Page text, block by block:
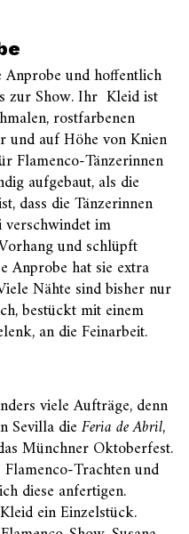
und hoffentlich
zur Show. Ihr Kleid ist
rostfarbenen
und auf Höhe von Knien
Flamenco-Tänzerinnen
aufgebaut, als die
dass die Tänzerinnen
verschwindet im
und schlüpft
Anprobe hat sie extra
Nähte sind bisher nur
bestückt mit einem
an die Feinarbeit.
viele Aufträge, denn
Sevilla dieFeria de Abril,
Münchner Oktoberfest.
Trachten und
diese anfertigen.
ein Einzelstück.